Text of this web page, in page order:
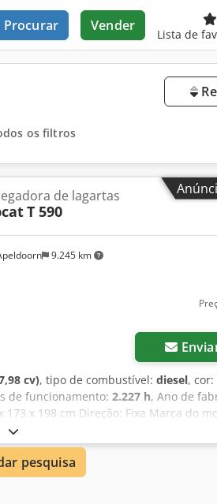
Procurar Vender
Lista de
os filtros
9.245 km
de lagartas
T 590
cv), tipo de combustível: diesel, cor:
de funcionamento: 2.227 h, Ano de
173 x 198 cm Direção: Fixa Marca do
visual: muito boa = Outras
Aidjrf = Observações = Grupo
CE: CE Cabina fechada com
deluxe
pesquisa